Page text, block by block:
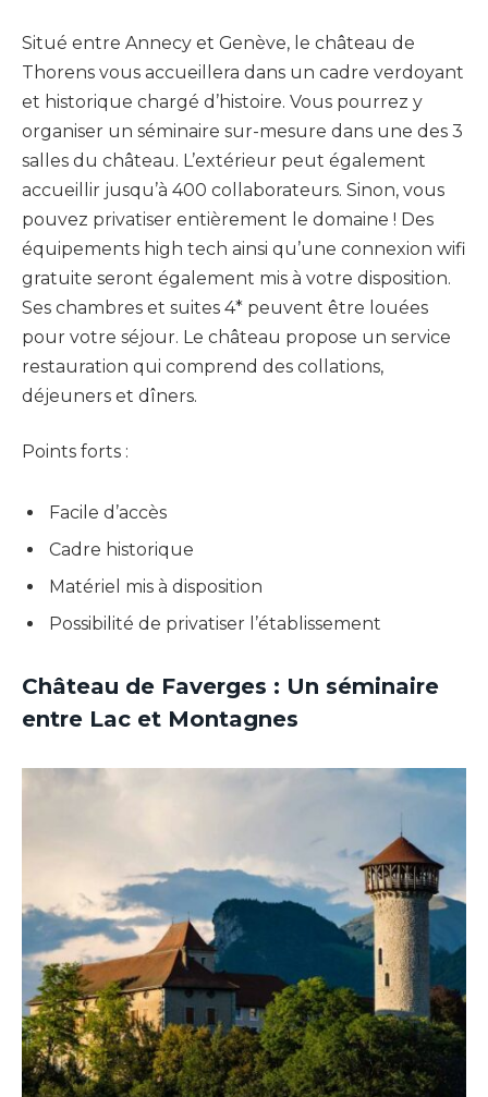
Situé entre Annecy et Genève, le château de
Thorens vous accueillera dans un cadre verdoyant
et historique chargé d’histoire. Vous pourrez y
organiser un séminaire sur-mesure dans une des 3
salles du château. L’extérieur peut également
accueillir jusqu’à 400 collaborateurs. Sinon, vous
pouvez privatiser entièrement le domaine ! Des
équipements high tech ainsi qu’une connexion wifi
gratuite seront également mis à votre disposition.
Ses chambres et suites 4* peuvent être louées
pour votre séjour. Le château propose un service
restauration qui comprend des collations,
déjeuners et dîners.
Points forts :
Facile d’accès
Cadre historique
Matériel mis à disposition
Possibilité de privatiser l’établissement
Château de Faverges : Un séminaire
entre Lac et Montagnes